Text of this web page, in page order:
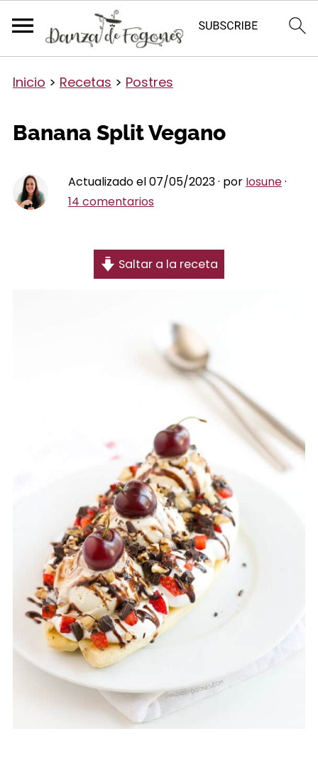
Inicio > Recetas > Postres
Banana Split Vegano
Actualizado el 07/05/2023 · por Iosune·
14 comentarios
Saltar a la receta